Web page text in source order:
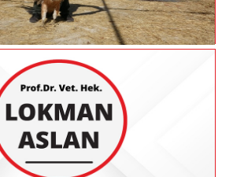
Çevresini Ve Hayvanları
Insan, Kendi Sonunu
Hazırlamıştır